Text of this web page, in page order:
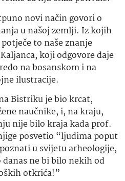
novi način govori o
u našoj zemlji. Iz kojih
to naše znanje
koji odgovore daje
na bosanskom i na
ilustracije.
Bistriku je bio krcat,
naučnike, i, na kraju,
nije bilo kraja kada prof.
posvetio “ljudima poput
u svijetu arheologije,
ne bi bilo nekih od
otkrića!”